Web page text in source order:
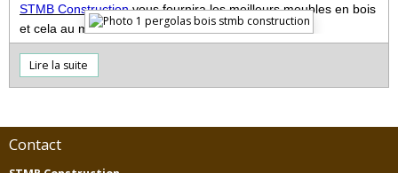
STMB Construction vous fournira les meilleurs meubles en bois
et cela au meilleur rapport qualité-prix !
Lire la suite
Contact